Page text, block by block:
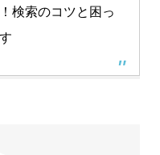
検索のコツと困っ